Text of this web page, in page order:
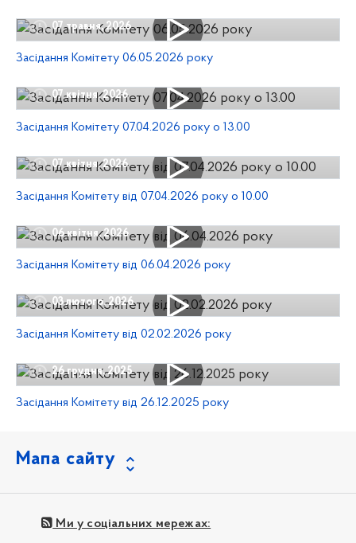
07 травня, 2026
Засідання Комітету 06.05.2026 року
07 квітня, 2026
Засідання Комітету 07.04.2026 року о 13.00
07 квітня, 2026
Засідання Комітету від 07.04.2026 року о 10.00
06 квітня, 2026
Засідання Комітету від 06.04.2026 року
03 лютого, 2026
Засідання Комітету від 02.02.2026 року
26 грудня, 2025
Засідання Комітету від 26.12.2025 року
Мапа сайту
Ми у соціальних мережах: